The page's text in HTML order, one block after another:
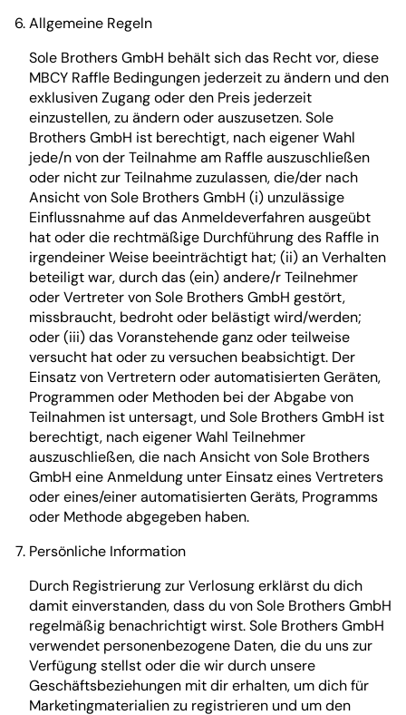
Allgemeine Regeln
Sole Brothers GmbH behält sich das Recht vor, diese
MBCY Raffle Bedingungen jederzeit zu ändern und den
exklusiven Zugang oder den Preis jederzeit
einzustellen, zu ändern oder auszusetzen. Sole
Brothers GmbH ist berechtigt, nach eigener Wahl
jede/n von der Teilnahme am Raffle auszuschließen
oder nicht zur Teilnahme zuzulassen, die/der nach
Ansicht von Sole Brothers GmbH (i) unzulässige
Einflussnahme auf das Anmeldeverfahren ausgeübt
hat oder die rechtmäßige Durchführung des Raffle in
irgendeiner Weise beeinträchtigt hat; (ii) an Verhalten
beteiligt war, durch das (ein) andere/r Teilnehmer
oder Vertreter von Sole Brothers GmbH gestört,
missbraucht, bedroht oder belästigt wird/werden;
oder (iii) das Voranstehende ganz oder teilweise
versucht hat oder zu versuchen beabsichtigt. Der
Einsatz von Vertretern oder automatisierten Geräten,
Programmen oder Methoden bei der Abgabe von
Teilnahmen ist untersagt, und Sole Brothers GmbH ist
berechtigt, nach eigener Wahl Teilnehmer
auszuschließen, die nach Ansicht von Sole Brothers
GmbH eine Anmeldung unter Einsatz eines Vertreters
oder eines/einer automatisierten Geräts, Programms
oder Methode abgegeben haben.
Persönliche Information
Durch Registrierung zur Verlosung erklärst du dich
damit einverstanden, dass du von Sole Brothers GmbH
regelmäßig benachrichtigt wirst. Sole Brothers GmbH
verwendet personenbezogene Daten, die du uns zur
Verfügung stellst oder die wir durch unsere
Geschäftsbeziehungen mit dir erhalten, um dich für
Marketingmaterialien zu registrieren und um den